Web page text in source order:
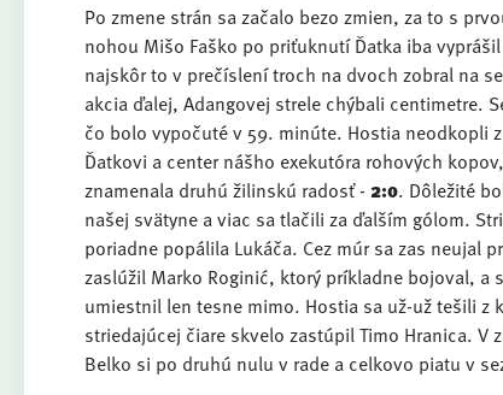
Po zmene strán sa začalo bezo zmien, za to s
nohou Mišo Faško po priťuknutí Ďatka iba
najskôr to v prečíslení troch na dvoch zobral na
akcia ďalej, Adangovej strele chýbali centimetre.
čo bolo vypočuté v 59. minúte. Hostia neodkopli
Ďatkovi a center nášho exekutóra rohových
znamenala druhú žilinskú radosť - 2:0. Dôležité
našej svätyne a viac sa tlačili za ďalším gólom.
poriadne popálila Lukáča. Cez múr sa zas neujal
zaslúžil Marko Roginić, ktorý príkladne bojoval,
umiestnil len tesne mimo. Hostia sa už-už tešili
striedajúcej čiare skvelo zastúpil Timo Hranica.
Belko si po druhú nulu v rade a celkovo piatu v